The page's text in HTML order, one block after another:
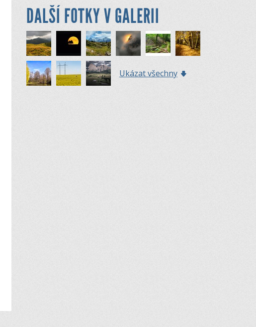
DALŠÍ FOTKY V GALERII
Ukázat všechny